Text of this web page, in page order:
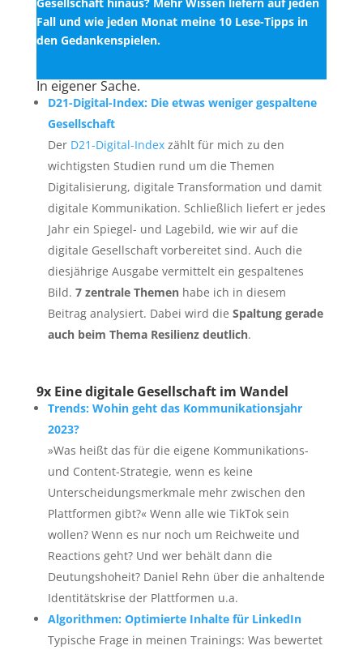
Fall und wie jeden Monat meine 10 Lese-Tipps in
den Gedankenspielen.
In eigener Sache.
D21-Digital-Index: Die etwas weniger gespaltene
Gesellschaft
Der D21-Digital-Indexzählt für mich zu den
wichtigsten Studien rund um die Themen
Digitalisierung, digitale Transformation und damit
digitale Kommunikation. Schließlich liefert er jedes
Jahr ein Spiegel- und Lagebild, wie wir auf die
digitale Gesellschaft vorbereitet sind. Auch die
diesjährige Ausgabe vermittelt ein gespaltenes
Bild. 7 zentrale Themenhabe ich in diesem
Beitrag analysiert. Dabei wird die Spaltung gerade
auch beim Thema Resilienz deutlich.
9x Eine digitale Gesellschaft im Wandel
Trends: Wohin geht das Kommunikationsjahr
2023?
»Was heißt das für die eigene Kommunikations-
und Content-Strategie, wenn es keine
Unterscheidungsmerkmale mehr zwischen den
Plattformen gibt?« Wenn alle wie TikTok sein
wollen? Wenn es nur noch um Reichweite und
Reactions geht? Und wer behält dann die
Deutungshoheit? Daniel Rehn über die anhaltende
Identitätskrise der Plattformen u.a.
Algorithmen: Optimierte Inhalte für LinkedIn
Typische Frage in meinen Trainings: Was bewertet